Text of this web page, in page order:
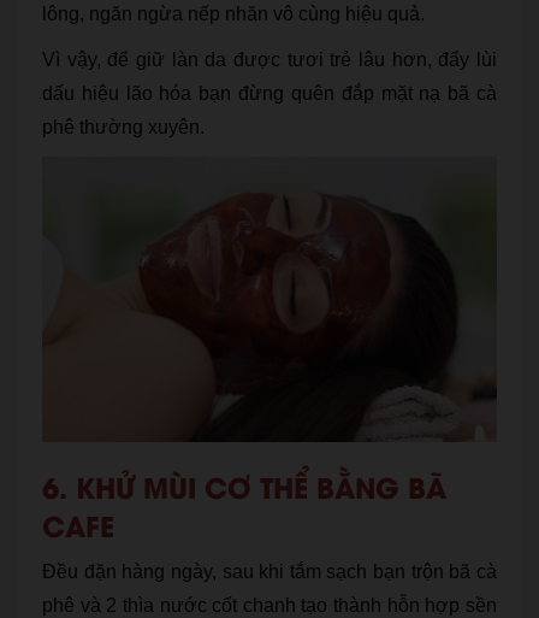
lông, ngăn ngừa nếp nhăn vô cùng hiệu quả.
Vì vậy, để giữ làn da được tươi trẻ lâu hơn, đẩy lùi
dấu hiệu lão hóa bạn đừng quên đắp mặt nạ bã cà
phê thường xuyên.
6. KHỬ MÙI CƠ THỂ BẰNG BÃ
CAFE
Đều đặn hàng ngày, sau khi tắm sạch bạn trộn bã cà
phê và 2 thìa nước cốt chanh tạo thành hỗn hợp sền